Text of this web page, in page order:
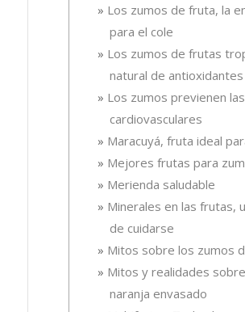
Los zumos de fruta, la
para el cole
Los zumos de frutas
natural de antioxidantes
Los zumos previenen
cardiovasculares
Maracuyá, fruta ideal
Mejores frutas para
Merienda saludable
Minerales en las frutas,
de cuidarse
Mitos sobre los zumos
Mitos y realidades
naranja envasado